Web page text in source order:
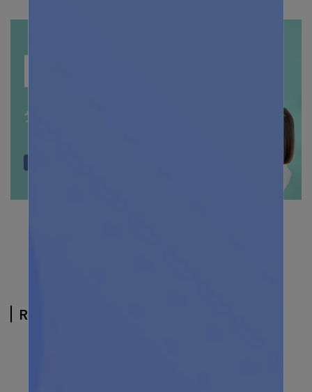
Related Products